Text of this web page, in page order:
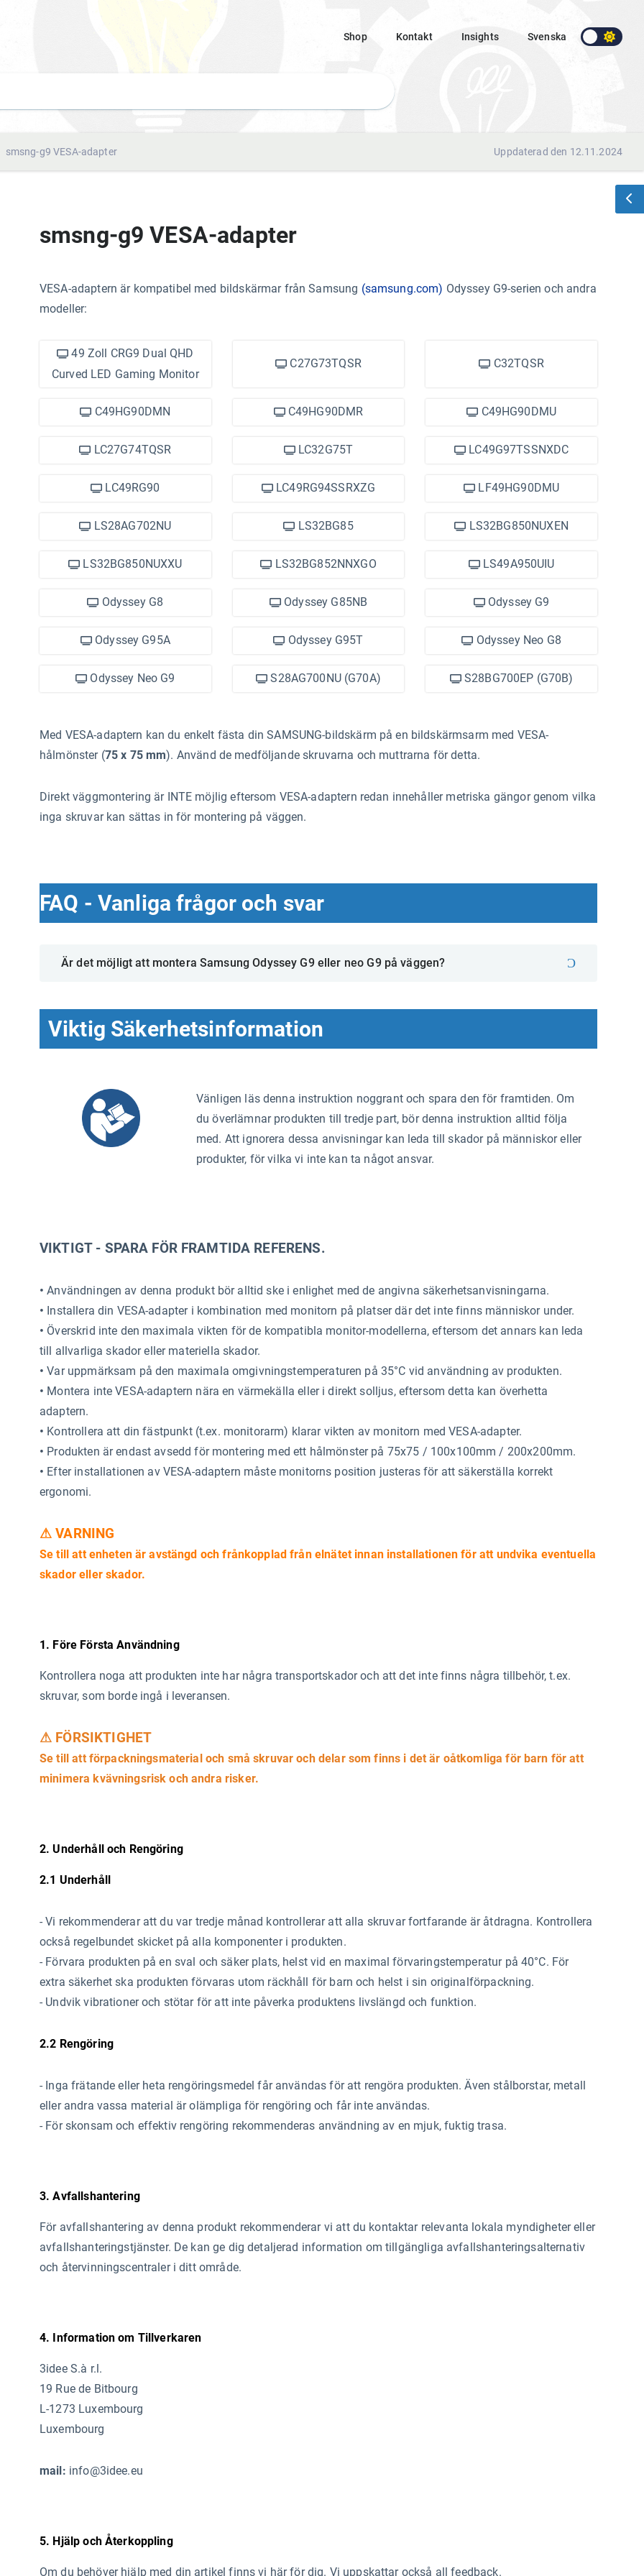
Shop Kontakt Insights Svenska
smsng-g9 VESA-adapter Uppdaterad den 12.11.2024
smsng-g9 VESA-adapter
VESA-adaptern är kompatibel med bildskärmar från Samsung (samsung.com) Odyssey G9-serien och andra
modeller:
49 Zoll CRG9 Dual QHD
Curved LED Gaming Monitor
C27G73TQSR C32TQSR
C49HG90DMN C49HG90DMR C49HG90DMU
LC27G74TQSR LC32G75T LC49G97TSSNXDC
LC49RG90 LC49RG94SSRXZG LF49HG90DMU
LS28AG702NU LS32BG85 LS32BG850NUXEN
LS32BG850NUXXU LS32BG852NNXGO LS49A950UIU
Odyssey G8 Odyssey G85NB Odyssey G9
Odyssey G95A Odyssey G95T Odyssey Neo G8
Odyssey Neo G9 S28AG700NU (G70A) S28BG700EP (G70B)
Med VESA-adaptern kan du enkelt fästa din SAMSUNG-bildskärm på en bildskärmsarm med VESA-
hålmönster (75 x 75 mm). Använd de medföljande skruvarna och muttrarna för detta.
Direkt väggmontering är INTE möjlig eftersom VESA-adaptern redan innehåller metriska gängor genom vilka
inga skruvar kan sättas in för montering på väggen.
FAQ - Vanliga frågor och svar
Är det möjligt att montera Samsung Odyssey G9 eller neo G9 på väggen?
Viktig Säkerhetsinformation
Vänligen läs denna instruktion noggrant och spara den för framtiden. Om
du överlämnar produkten till tredje part, bör denna instruktion alltid följa
med. Att ignorera dessa anvisningar kan leda till skador på människor eller
produkter, för vilka vi inte kan ta något ansvar.
VIKTIGT - SPARA FÖR FRAMTIDA REFERENS.
• Användningen av denna produkt bör alltid ske i enlighet med de angivna säkerhetsanvisningarna.
• Installera din VESA-adapter i kombination med monitorn på platser där det inte finns människor under.
• Överskrid inte den maximala vikten för de kompatibla monitor-modellerna, eftersom det annars kan leda
till allvarliga skador eller materiella skador.
• Var uppmärksam på den maximala omgivningstemperaturen på 35°C vid användning av produkten.
• Montera inte VESA-adaptern nära en värmekälla eller i direkt solljus, eftersom detta kan överhetta
adaptern.
• Kontrollera att din fästpunkt (t.ex. monitorarm) klarar vikten av monitorn med VESA-adapter.
• Produkten är endast avsedd för montering med ett hålmönster på 75x75 / 100x100mm / 200x200mm.
• Efter installationen av VESA-adaptern måste monitorns position justeras för att säkerställa korrekt
ergonomi.
⚠ VARNING
Se till att enheten är avstängd och frånkopplad från elnätet innan installationen för att undvika eventuella
skador eller skador.
1. Före Första Användning
Kontrollera noga att produkten inte har några transportskador och att det inte finns några tillbehör, t.ex.
skruvar, som borde ingå i leveransen.
⚠ FÖRSIKTIGHET
Se till att förpackningsmaterial och små skruvar och delar som finns i det är oåtkomliga för barn för att
minimera kvävningsrisk och andra risker.
2. Underhåll och Rengöring
2.1 Underhåll
- Vi rekommenderar att du var tredje månad kontrollerar att alla skruvar fortfarande är åtdragna. Kontrollera
också regelbundet skicket på alla komponenter i produkten.
- Förvara produkten på en sval och säker plats, helst vid en maximal förvaringstemperatur på 40°C. För
extra säkerhet ska produkten förvaras utom räckhåll för barn och helst i sin originalförpackning.
- Undvik vibrationer och stötar för att inte påverka produktens livslängd och funktion.
2.2 Rengöring
- Inga frätande eller heta rengöringsmedel får användas för att rengöra produkten. Även stålborstar, metall
eller andra vassa material är olämpliga för rengöring och får inte användas.
- För skonsam och effektiv rengöring rekommenderas användning av en mjuk, fuktig trasa.
3. Avfallshantering
För avfallshantering av denna produkt rekommenderar vi att du kontaktar relevanta lokala myndigheter eller
avfallshanteringstjänster. De kan ge dig detaljerad information om tillgängliga avfallshanteringsalternativ
och återvinningscentraler i ditt område.
4. Information om Tillverkaren
3idee S.à r.l.
19 Rue de Bitbourg
L-1273 Luxembourg
Luxembourg
mail: info@3idee.eu
5. Hjälp och Återkoppling
Om du behöver hjälp med din artikel finns vi här för dig. Vi uppskattar också all feedback.